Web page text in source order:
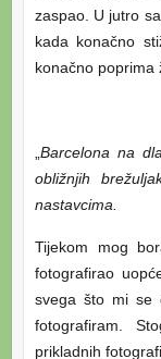
zaspao. U jutro
kada konačno
konačno poprima
Barcelona na
obližnjih
nastavcima.
Tijekom mog
fotografirao
svega što mi se
fotografiram.
prikladnih